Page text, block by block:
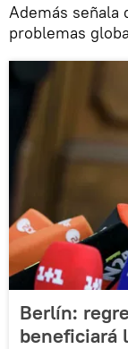
Además señala
problemas
Berlín:
beneficiará